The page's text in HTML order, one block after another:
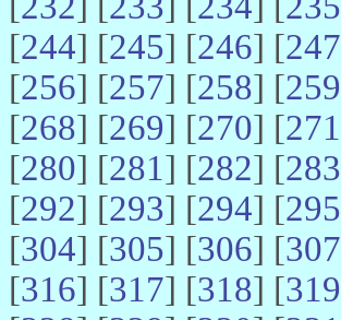
[244] [245] [246] [247
[256] [257] [258] [259
[268] [269] [270] [271
[280] [281] [282] [283
[292] [293] [294] [295
[304] [305] [306] [307
[316] [317] [318] [319